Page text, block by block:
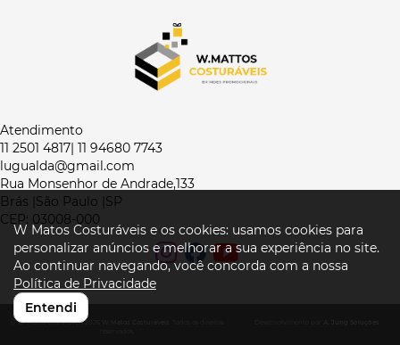
Atendimento
11 2501 4817| 11 94680 7743
lugualda@gmail.com
Rua Monsenhor de Andrade,133
Brás |São Paulo |SP
CEP: 03008-000
© W Matos Costuráveis 2026
W Matos Costuráveis e os cookies: usamos cookies para
personalizar anúncios e melhorar a sua experiência no site.
Ao continuar navegando, você concorda com a nossa
Política de Privacidade
Entendi